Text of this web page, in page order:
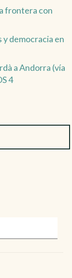
frontera con
democracia en
a Andorra (vía
4